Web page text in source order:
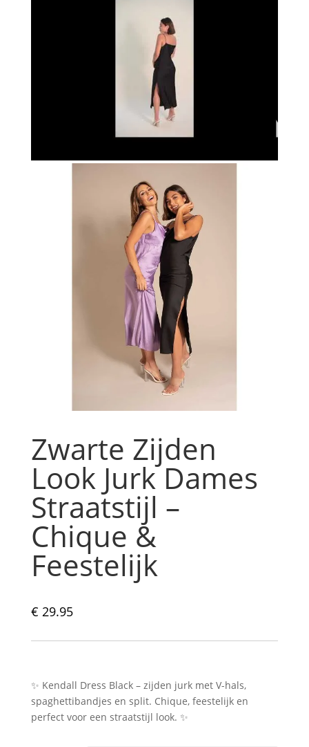
Zwarte Zijden
Look Jurk Dames
Straatstijl –
Chique &
Feestelijk
€ 29.95
✨ Kendall Dress Black – zijden jurk met V-hals,
spaghettibandjes en split. Chique, feestelijk en
perfect voor een straatstijl look. ✨